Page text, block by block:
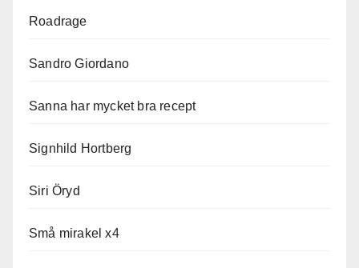
Roadrage
Sandro Giordano
Sanna har mycket bra recept
Signhild Hortberg
Siri Öryd
Små mirakel x4